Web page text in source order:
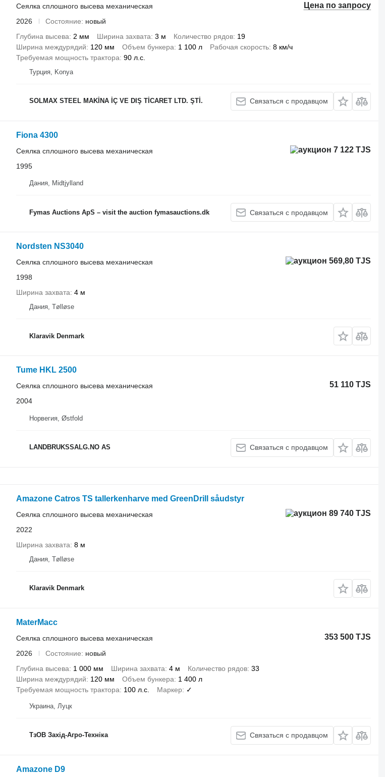
Цена по запросу
Сеялка сплошного высева механическая
2026
Состояние
новый
Глубина высева
2 мм Ширина захвата 3 м Количество рядов 19
Ширина междурядий
120 мм Объем бункера 1 100 л Рабочая скорость 8 км/ч
Требуемая мощность трактора 90 л.с.
Турция, Konya
SOLMAX STEEL MAKİNA İÇ VE DIŞ TİCARET LTD. ŞTİ. Связаться с продавцом
Fiona 4300
7 122 TJS
Сеялка сплошного высева механическая
1995
Дания, Midtjylland
Fymas Auctions ApS – visit the auction fymasauctions.dk Связаться с продавцом
Nordsten NS3040
569,80 TJS
Сеялка сплошного высева механическая
1998
Ширина захвата 4 м
Дания, Tølløse
Klaravik Denmark
Tume HKL 2500
51 110 TJS
Сеялка сплошного высева механическая
2004
Норвегия, Østfold
LANDBRUKSSALG.NO AS Связаться с продавцом
Amazone Catros TS tallerkenharve med GreenDrill såudstyr
89 740 TJS
Сеялка сплошного высева механическая
2022
Ширина захвата 8 м
Дания, Tølløse
Klaravik Denmark
MaterMacc
353 500 TJS
Сеялка сплошного высева механическая
2026
Состояние
новый
Глубина высева
1 000 мм Ширина захвата 4 м Количество рядов 33
Ширина междурядий
120 мм Объем бункера
1 400 л
Требуемая мощность трактора
100 л.с. Маркер ✓
Украина, Луцк
ТзОВ Захід-Агро-Техніка Связаться с продавцом
Amazone D9